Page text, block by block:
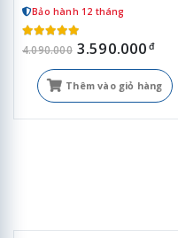
Bảo hành 12 tháng
4.090.000 3.590.000 đ
Thêm vào giỏ hàng